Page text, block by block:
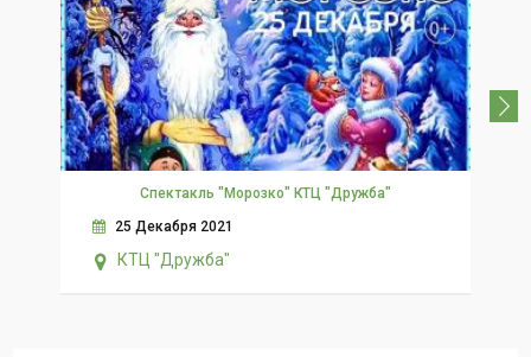
Спектакль "Морозко" КТЦ "Дружба"
25 Декабря 2021
КТЦ "Дружба"